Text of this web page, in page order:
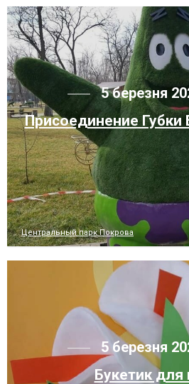
5 березня
Присоединение Губки
Центральный парк Покрова
5 березня
Букетик для